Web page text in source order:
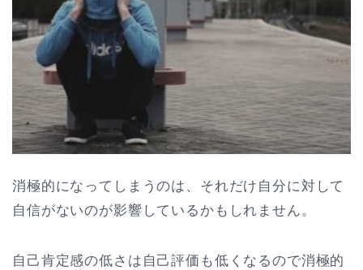
消極的になってしまうのは、それだけ自分に対して
自信がないのが影響しているかもしれません。
自己肯定感の低さは自己評価も低くなるので消極的